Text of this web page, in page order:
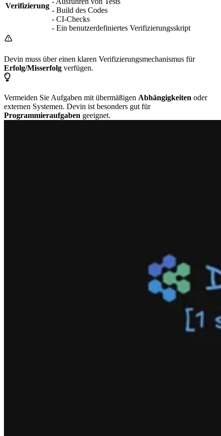
Verifizierung
- Build des Codes
- CI-Checks
- Ein benutzerdefiniertes Verifizierungsskript
Devin muss über einen klaren Verifizierungsmechanismus für
Erfolg/Misserfolg verfügen.
Vermeiden Sie Aufgaben mit übermäßigen Abhängigkeiten oder
externen Systemen. Devin ist besonders gut für
Programmieraufgaben geeignet.